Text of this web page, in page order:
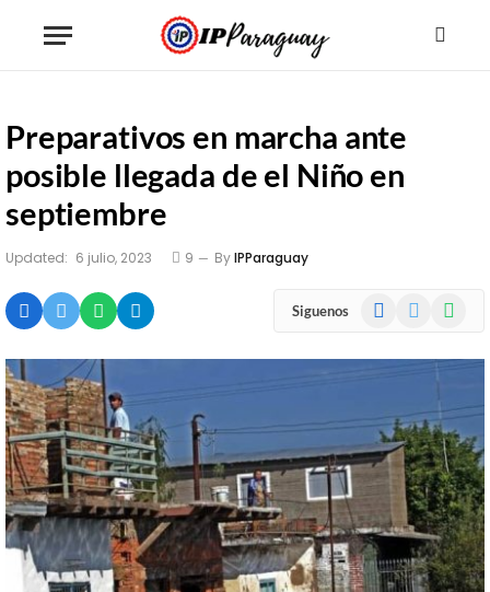
Preparativos en marcha ante
posible llegada de el Niño en
septiembre
Updated: 6 julio, 2023 9 ByIPParaguay
Siguenos Facebook